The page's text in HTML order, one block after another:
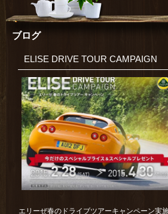
ブログ
ELISE DRIVE TOUR CAMPAIGN
エリーぜ春のドライブツアーキャンペーン実